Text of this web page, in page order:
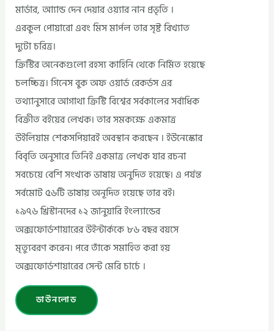
মার্ডার, আ্যান্ড দেন দেয়ার ওয়্যার নান প্রভৃতি ।
এরকুল পোয়ারো এবং মিস মার্পল তার সৃষ্ট বিখ্যাত
দুটো চরিত্র।
ক্রিস্টির অনেকগুলো রহস্য কাহিনি থেকে নির্মিত হয়েছে
চলচ্চিত্র। গিনেস বুক অফ ওয়ার্ড রেকর্ডস এর
তথ্যানুসারে আগাথা ক্রিস্টি বিশ্বের সর্বকালের সর্বাধিক
বিক্রীত বইয়ের লেখক। তার সমকক্ষে একমাত্র
উইলিয়াম শেকসপিয়ারই অবস্থান করছেন । ইউনেস্কোর
বিবৃতি অনুসারে তিনিই একমাত্র লেখক যার রচনা
সবচেয়ে বেশি সংখ্যক ভাষায় অনুদিত হয়েছে। এ পর্যন্ত
সর্বমোট ৫৬টি ভাষায় অনূদিত হয়েছে তার বই।
১৯৭৬ খ্রিস্টানদের ১২ জানুয়ারি ইংল্যান্ডের
অক্সফোর্ডশায়ারের উইন্টার্ককে ৮৬ বছর বয়সে
মৃত্যুবরণ করেন। পরে তাঁকে সমাহিত করা হয়
অক্সফোর্ডশায়ারের সেন্ট মেরি চার্চে ।
ডাউনলোড